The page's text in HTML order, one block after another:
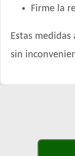
Firme la
Estas
sin